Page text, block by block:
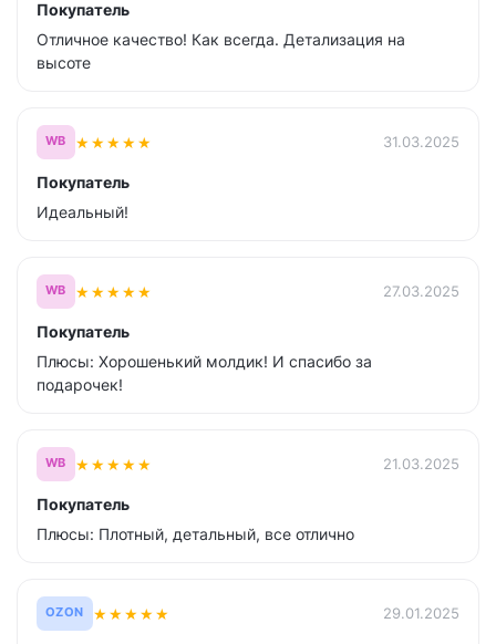
Покупатель
Отличное качество! Как всегда. Детализация на
высоте
WB ★★★★★ 31.03.2025
Покупатель
Идеальный!
WB ★★★★★ 27.03.2025
Покупатель
Плюсы: Хорошенький молдик! И спасибо за
подарочек!
WB ★★★★★ 21.03.2025
Покупатель
Плюсы: Плотный, детальный, все отлично
OZON ★★★★★ 29.01.2025